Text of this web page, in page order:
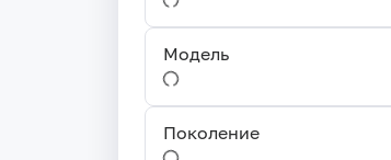
Модель
Поколение